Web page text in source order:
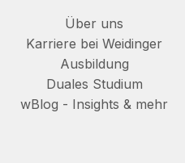
Über uns
Karriere bei Weidinger
Ausbildung
Duales Studium
wBlog - Insights & mehr